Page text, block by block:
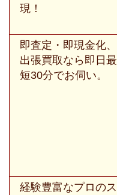
現！
即査定・即現金化、
出張買取なら即日最
短30分でお伺い。
経験豊富なプロのス